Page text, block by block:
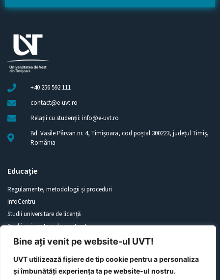
Bine ați venit pe website-ul UVT!
UVT utilizează fișiere de tip cookie pentru a personaliza
și îmbunătăți experiența ta pe website-ul nostru.
+40 256 592 111
contact@e-uvt.ro
Relații cu studenții: info@e-uvt.ro
Bd. Vasile Pârvan nr. 4, Timișoara, cod poștal 300223, județul Timiș,
România
Educație
Regulamente, metodologii și proceduri
InfoCentru
Studii universitare de licență
Studii universitare de masterat
Studii universitare de doctorat
Despre UVT Linkuri utile